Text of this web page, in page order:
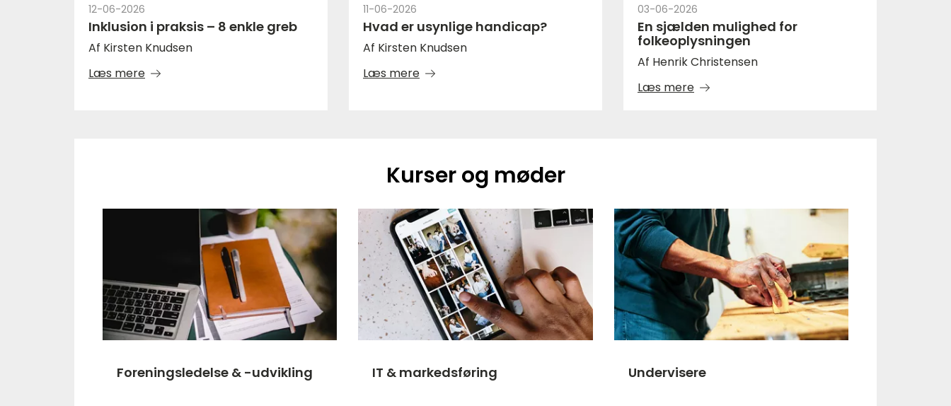
12-06-2026
Inklusion i praksis – 8 enkle greb
Af Kirsten Knudsen
Læs mere
11-06-2026
Hvad er usynlige handicap?
Af Kirsten Knudsen
Læs mere
03-06-2026
En sjælden mulighed for
folkeoplysningen
Af Henrik Christensen
Læs mere
Kurser og møder
Foreningsledelse & -udvikling IT & markedsføring Undervisere